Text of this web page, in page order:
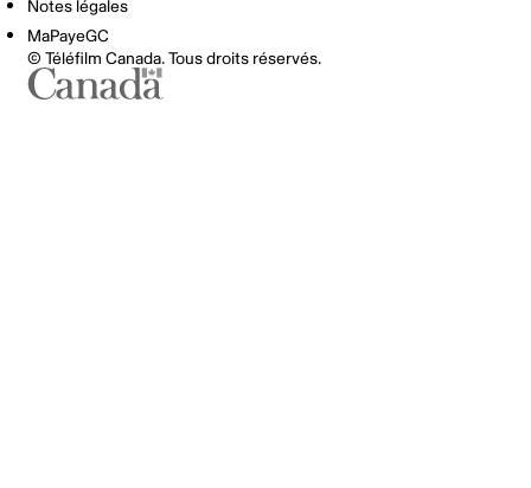
Notes légales
MaPayeGC
© Téléfilm Canada. Tous droits réservés.